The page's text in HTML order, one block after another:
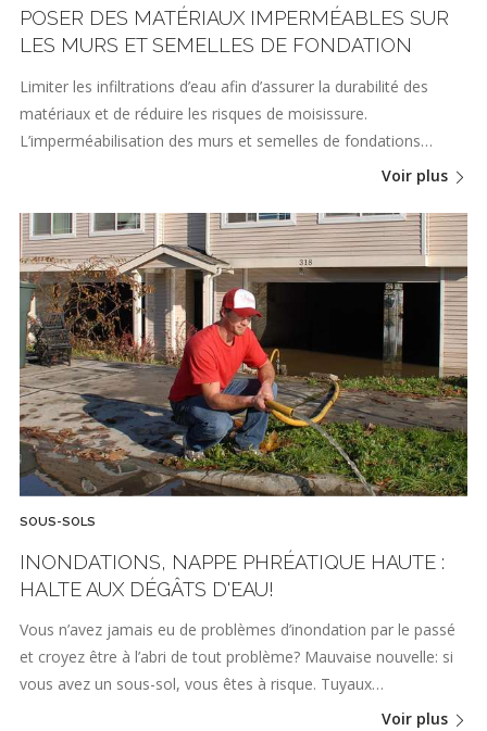
POSER DES MATÉRIAUX IMPERMÉABLES SUR
LES MURS ET SEMELLES DE FONDATION
Limiter les infiltrations d’eau afin d’assurer la durabilité des
matériaux et de réduire les risques de moisissure.
L’imperméabilisation des murs et semelles de fondations…
Voir plus
SOUS-SOLS
INONDATIONS, NAPPE PHRÉATIQUE HAUTE :
HALTE AUX DÉGÂTS D'EAU!
Vous n’avez jamais eu de problèmes d’inondation par le passé
et croyez être à l’abri de tout problème? Mauvaise nouvelle: si
vous avez un sous-sol, vous êtes à risque. Tuyaux…
Voir plus